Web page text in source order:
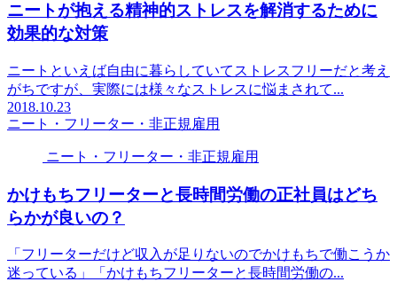
ニートが抱える精神的ストレスを解消するために
効果的な対策
ニートといえば自由に暮らしていてストレスフリーだと考え
がちですが、実際には様々なストレスに悩まされて...
2018.10.23
ニート・フリーター・非正規雇用
ニート・フリーター・非正規雇用
かけもちフリーターと長時間労働の正社員はどち
らかが良いの？
「フリーターだけど収入が足りないのでかけもちで働こうか
迷っている」「かけもちフリーターと長時間労働の...